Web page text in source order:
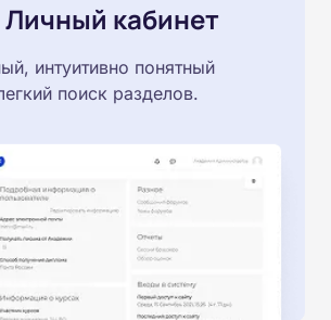
кабинет
интуитивно понятный
поиск разделов.